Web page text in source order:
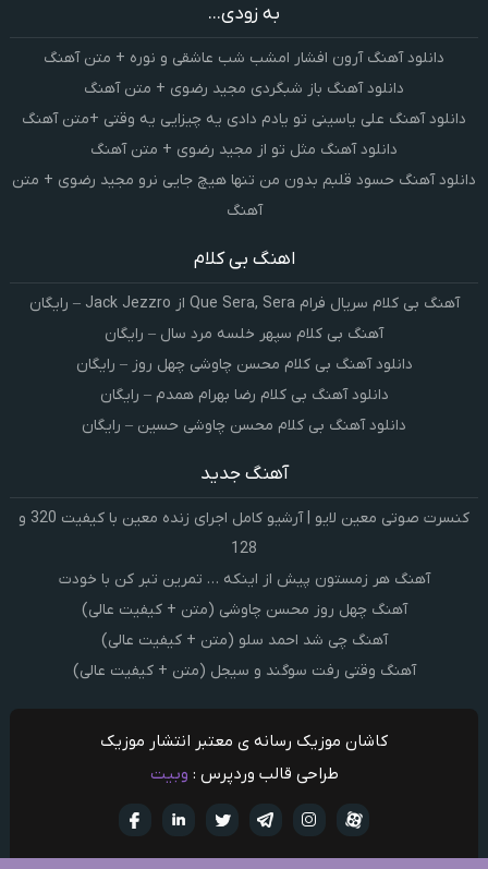
به زودی...
دانلود آهنگ آرون افشار امشب شب عاشقی و نوره + متن آهنگ
دانلود آهنگ باز شبگردی مجید رضوی + متن آهنگ
دانلود آهنگ علی یاسینی تو یادم دادی یه چیزایی یه وقتی +متن آهنگ
دانلود آهنگ مثل تو از مجید رضوی + متن آهنگ
دانلود آهنگ حسود قلبم بدون من تنها هیچ جایی نرو مجید رضوی + متن
آهنگ
اهنگ بی کلام
آهنگ بی کلام سریال فرام Que Sera, Sera از Jack Jezzro – رایگان
آهنگ بی کلام سپهر خلسه مرد سال – رایگان
دانلود آهنگ بی کلام محسن چاوشی چهل روز – رایگان
دانلود آهنگ بی کلام رضا بهرام همدم – رایگان
دانلود آهنگ بی کلام محسن چاوشی حسین – رایگان
آهنگ جدید
کنسرت صوتی معین لایو | آرشیو کامل اجرای زنده معین با کیفیت 320 و
128
آهنگ هر زمستون پیش از اینکه … تمرین تبر کن با خودت
آهنگ چهل روز محسن چاوشی (متن + کیفیت عالی)
آهنگ چی شد احمد سلو (متن + کیفیت عالی)
آهنگ وقتی رفت سوگند و سیجل (متن + کیفیت عالی)
کاشان موزیک رسانه ی معتبر انتشار موزیک
طراحی قالب وردپرس : وبیت
تويتر تلگرام
اینستاگرام آپارات